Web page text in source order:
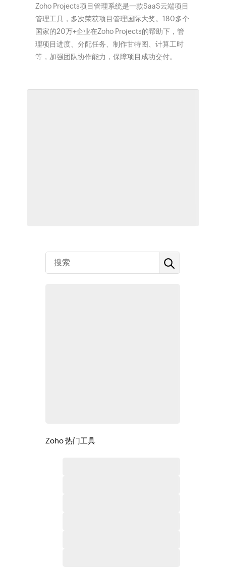
Zoho Projects项目管理系统是一款SaaS云端项目
管理工具，多次荣获项目管理国际大奖。180多个
国家的20万+企业在Zoho Projects的帮助下，管
理项目进度、分配任务、制作甘特图、计算工时
等，加强团队协作能力，保障项目成功交付。
Zoho 热门工具